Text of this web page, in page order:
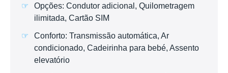
Opções: Condutor adicional, Quilometragem
ilimitada, Cartão SIM
Conforto: Transmissão automática, Ar
condicionado, Cadeirinha para bebé, Assento
elevatório